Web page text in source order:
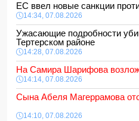
ЕС ввел новые санкции
14:34, 07.08.2026
Ужасающие подробности
Тертерском районе
14:28, 07.08.2026
На Самира Шарифова
14:14, 07.08.2026
Сына Абеля Магеррамова
14:10, 07.08.2026